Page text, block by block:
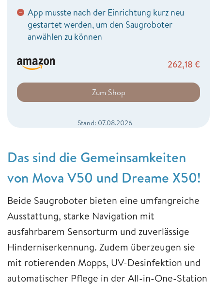
− App musste nach der Einrichtung kurz neu
gestartet werden, um den Saugroboter
anwählen zu können
262,18 €
Zum Shop
Stand: 07.08.2026
Das sind die Gemeinsamkeiten
von Mova V50 und Dreame X50!
Beide Saugroboter bieten eine umfangreiche
Ausstattung, starke Navigation mit
ausfahrbarem Sensorturm und zuverlässige
Hinderniserkennung. Zudem überzeugen sie
mit rotierenden Mopps, UV-Desinfektion und
automatischer Pflege in der All-in-One-Station